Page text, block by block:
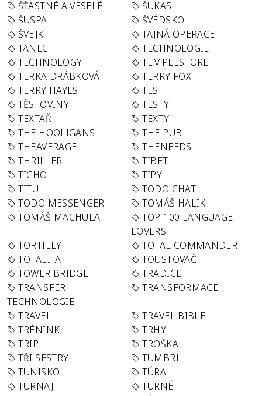
ŠŤASTNÉ A VESELÉ
ŠUKAS
ŠUSPA
ŠVÉDSKO
ŠVEJK
TAJNÁ OPERACE
TANEC
TECHNOLOGIE
TECHNOLOGY
TEMPLESTORE
TERKA DRÁBKOVÁ
TERRY FOX
TERRY HAYES
TEST
TĚSTOVINY
TESTY
TEXTAŘ
TEXTY
THE HOOLIGANS
THE PUB
THEAVERAGE
THENEEDS
THRILLER
TIBET
TICHO
TIPY
TITUL
TODO CHAT
TODO MESSENGER
TOMÁŠ HALÍK
TOMÁŠ MACHULA
TOP 100 LANGUAGE
LOVERS
TORTILLY
TOTAL COMMANDER
TOTALITA
TOUSTOVAČ
TOWER BRIDGE
TRADICE
TRANSFER
TECHNOLOGIE
TRANSFORMACE
TRAVEL
TRAVEL BIBLE
TRÉNINK
TRHY
TRIP
TROŠKA
TŘI SESTRY
TUMBRL
TUNISKO
TÚRA
TURNAJ
TURNÉ